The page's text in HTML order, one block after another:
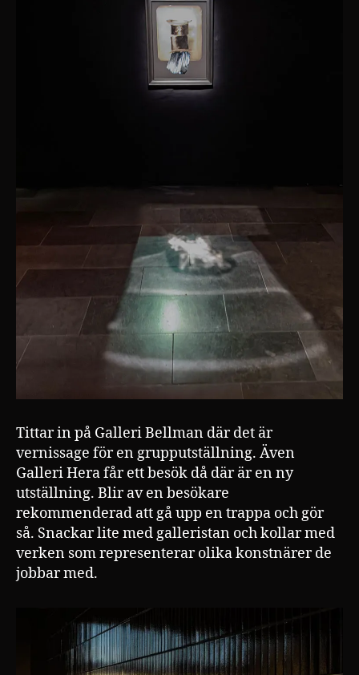
Tittar in på Galleri Bellman där det är
vernissage för en grupputställning. Även
Galleri Hera får ett besök då där är en ny
utställning. Blir av en besökare
rekommenderad att gå upp en trappa och gör
så. Snackar lite med galleristan och kollar med
verken som representerar olika konstnärer de
jobbar med.